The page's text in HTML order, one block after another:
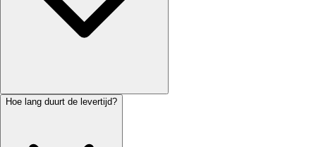
Hoe lang duurt de levertijd?